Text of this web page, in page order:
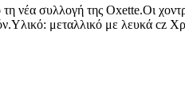
συλλογή της Oxette.Οι
μεταλλικό με λευκά